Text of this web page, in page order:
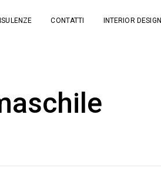
CONTATTI INTERIOR DESIGN